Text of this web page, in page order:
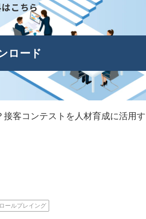
こちら
ロード
接客コンテストを人材育成に活用
ロールプレイング